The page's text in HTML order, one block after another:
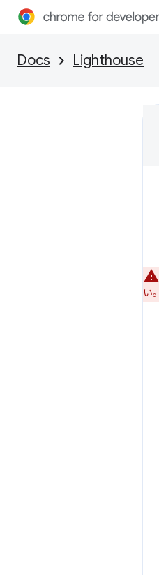
Docs Lighthouse
い。